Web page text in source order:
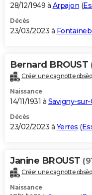
28/12/1949 à Arpajon (
Décès
23/03/2023 à
Bernard BROUST
Créer une cagnotte
Naissance
14/11/1931 à Savigny-sur-
Décès
23/02/2023 à Yerres (
Janine BROUST
Créer une cagnotte
Naissance